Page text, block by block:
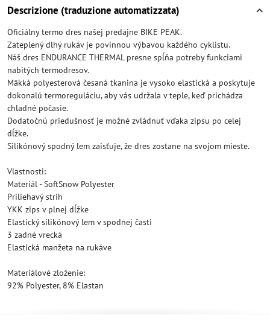
Descrizione (traduzione automatizzata)
Oficiálny termo dres našej predajne BIKE PEAK.
Zateplený dlhý rukáv je povinnou výbavou každého cyklistu.
Náš dres ENDURANCE THERMAL presne spĺňa potreby funkciami
nabitých termodresov.
Mäkká polyesterová česaná tkanina je vysoko elastická a poskytuje
dokonalú termoreguláciu, aby vás udržala v teple, keď prichádza
chladné počasie.
Dodatočnú priedušnosť je možné zvládnuť vďaka zipsu po celej
dĺžke.
Silikónový spodný lem zaisťuje, že dres zostane na svojom mieste.
Vlastnosti:
Materiál - SoftSnow Polyester
Priliehavý strih
YKK zips v plnej dĺžke
Elastický silikónový lem v spodnej časti
3 zadné vrecká
Elastická manžeta na rukáve
Materiálové zloženie:
92% Polyester, 8% Elastan